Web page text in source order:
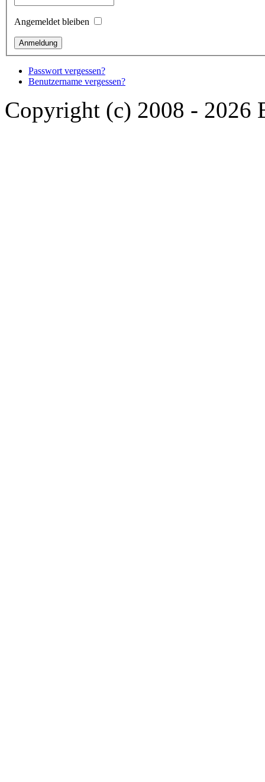
Angemeldet bleiben
Passwort vergessen?
Benutzername vergessen?
Copyright (c) 2008 - 2026